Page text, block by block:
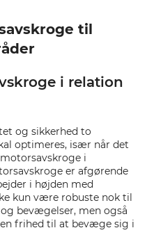
til
i relation
og sikkerhed to
optimeres, især når det
i
er afgørende
i højden med
kun være robuste nok til
bevægelser, men også
frihed til at bevæge sig i